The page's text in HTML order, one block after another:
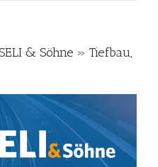
& Söhne » Tiefbau,